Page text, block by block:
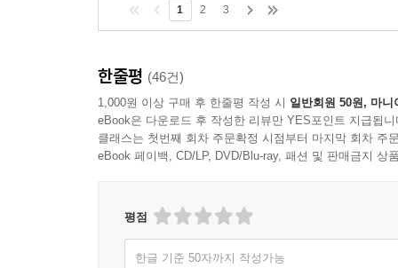
1 2 3
한줄평 (46건)
1,000원 이상 구매 후 한줄평 작성 시 일반회원 50원, 마니
eBook은 다운로드 후 작성한 리뷰만 YES포인트 지급됩니
클래스는 첫번째 회차 주문확정 시점부터 마지막 회차 주
eBook 페이백, CD/LP, DVD/Blu-ray, 패션 및 판매금지 상
평점
한글 기준 50자까지 작성가능